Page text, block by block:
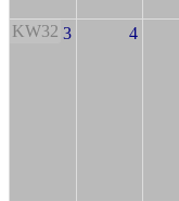
KW32 3 4